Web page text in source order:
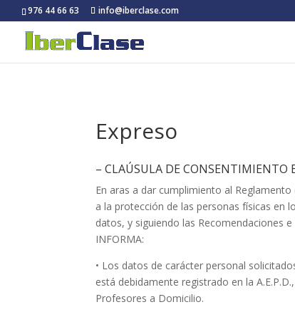
976 44 66 63 info@iberclase.com
Expreso
– CLAÚSULA DE CONSENTIMIENTO
En aras a dar cumplimiento al
a la protección de las personas físicas en
datos, y siguiendo las Recomendaciones
INFORMA:
• Los datos de carácter personal
está debidamente registrado en la
Profesores a Domicilio.